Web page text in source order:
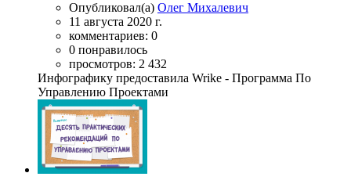
Опубликовал(а) Олег Михалевич
11 августа 2020 г.
комментариев: 0
0 понравилось
просмотров: 2 432
Инфографику предоставила Wrike - Программа По
Управлению Проектами